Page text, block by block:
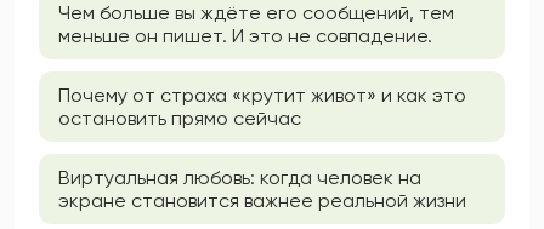
Чем больше вы ждёте его сообщений, тем
меньше он пишет. И это не совпадение.
Почему от страха «крутит живот» и как это
остановить прямо сейчас
Виртуальная любовь: когда человек на
экране становится важнее реальной жизни